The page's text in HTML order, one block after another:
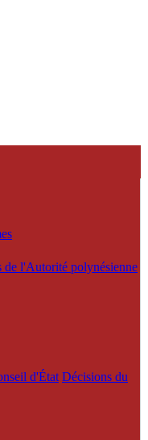
de l'Autorité polynésienne
d'État Décisions du